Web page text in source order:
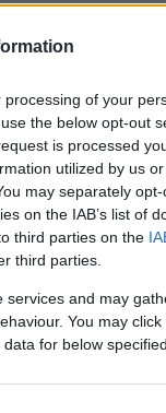
of your
the below opt-out
is processed
utilized by us
may separately
on the IAB’s list of
third parties on the
third parties.
services and may
You may
for below
di
dare
Samuel
nella
più
trofei.